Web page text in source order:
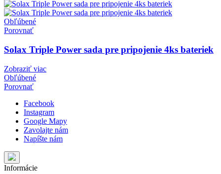
Obľúbené
Porovnať
Solax Triple Power sada pre pripojenie 4ks bateriek
Zobraziť viac
Obľúbené
Porovnať
Facebook
Instagram
Google Mapy
Zavolajte nám
Napíšte nám
Informácie